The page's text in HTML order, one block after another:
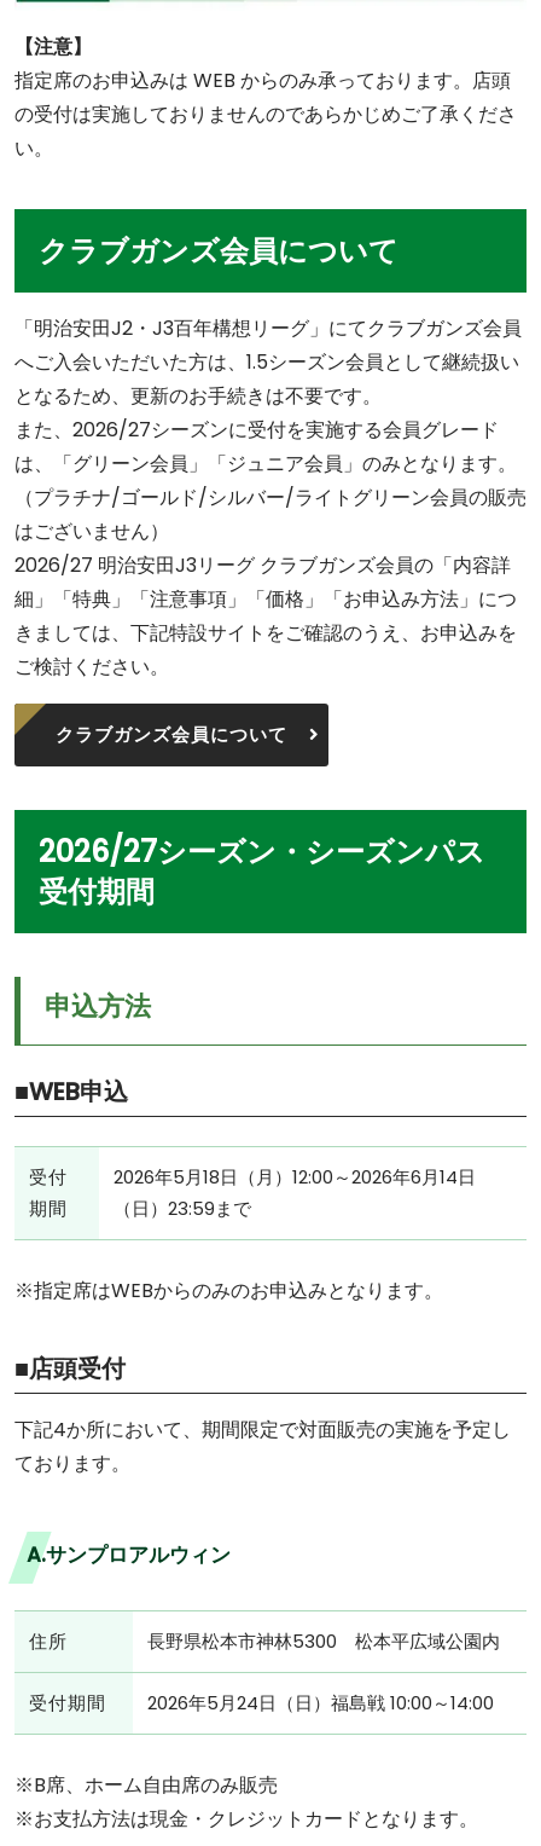
【注意】
指定席のお申込みは WEB からのみ承っております。店頭
の受付は実施しておりませんのであらかじめご了承くださ
い。
クラブガンズ会員について
「明治安田J2・J3百年構想リーグ」にてクラブガンズ会員
へご入会いただいた方は、1.5シーズン会員として継続扱い
となるため、更新のお手続きは不要です。
また、2026/27シーズンに受付を実施する会員グレード
は、「グリーン会員」「ジュニア会員」のみとなります。
（プラチナ/ゴールド/シルバー/ライトグリーン会員の販売
はございません）
2026/27 明治安田J3リーグ クラブガンズ会員の「内容詳
細」「特典」「注意事項」「価格」「お申込み方法」につ
きましては、下記特設サイトをご確認のうえ、お申込みを
ご検討ください。
クラブガンズ会員について
2026/27シーズン・シーズンパス
受付期間
申込方法
■WEB申込
受付
期間
2026年5月18日（月）12:00～2026年6月14日
（日）23:59まで
※指定席はWEBからのみのお申込みとなります。
■店頭受付
下記4か所において、期間限定で対面販売の実施を予定し
ております。
A.サンプロアルウィン
住所 長野県松本市神林5300 松本平広域公園内
受付期間 2026年5月24日（日）福島戦 10:00～14:00
※B席、ホーム自由席のみ販売
※お支払方法は現金・クレジットカードとなります。